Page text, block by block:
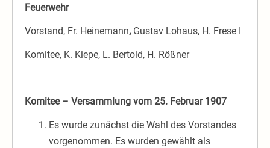
Feuerwehr
Vorstand, Fr. Heinemann, Gustav Lohaus, H. Frese I
Komitee, K. Kiepe, L. Bertold, H. Rößner
Komitee – Versammlung vom 25. Februar 1907
Es wurde zunächst die Wahl des Vorstandes
vorgenommen. Es wurden gewählt als